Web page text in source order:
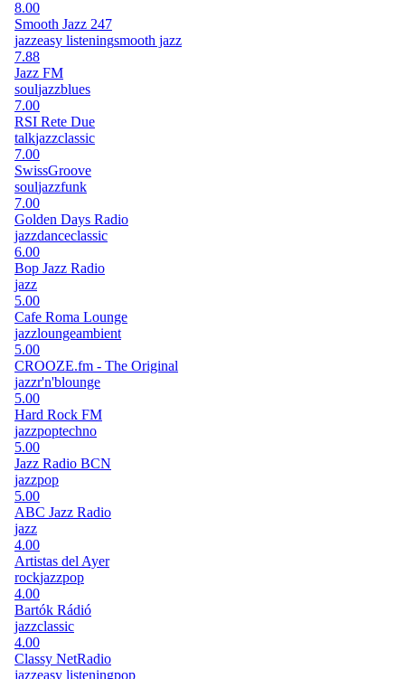
8.00
Smooth Jazz 247
jazzeasy listeningsmooth jazz
7.88
Jazz FM
souljazzblues
7.00
RSI Rete Due
talkjazzclassic
7.00
SwissGroove
souljazzfunk
7.00
Golden Days Radio
jazzdanceclassic
6.00
Bop Jazz Radio
jazz
5.00
Cafe Roma Lounge
jazzloungeambient
5.00
CROOZE.fm - The Original
jazzr'n'blounge
5.00
Hard Rock FM
jazzpoptechno
5.00
Jazz Radio BCN
jazzpop
5.00
ABC Jazz Radio
jazz
4.00
Artistas del Ayer
rockjazzpop
4.00
Bartók Rádió
jazzclassic
4.00
Classy NetRadio
jazzeasy listeningpop